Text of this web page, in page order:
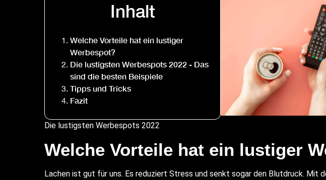
Inhalt
Welche Vorteile hat ein lustiger
Werbespot?
Die lustigsten Werbespots 2022 - Das
sind die besten Beispiele
Tipps und Tricks
Fazit
Die lustigsten Werbespots 2022
Welche Vorteile hat ein lustiger
Lachen ist gut für uns. Es reduziert Stress und senkt sogar den Blutdruck. Mit